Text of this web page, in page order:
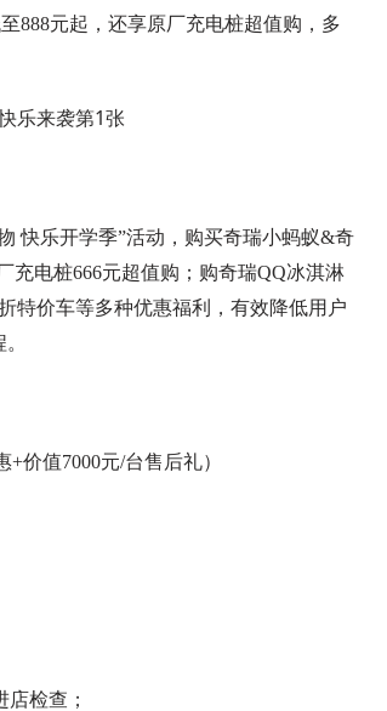
888元起，还享原厂充电桩超值购，多
快乐开学季”活动，购买奇瑞小蚂蚁&奇
充电桩666元超值购；购奇瑞QQ冰淇淋
特价车等多种优惠福利，有效降低用户
价值7000元/台售后礼）
检查；